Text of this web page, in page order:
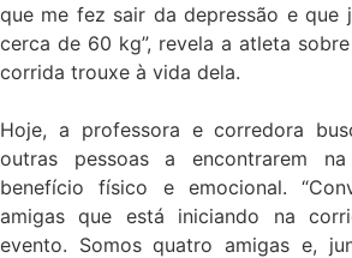
que me fez sair da depressão e que
cerca de 60 kg”, revela a atleta
corrida trouxe à vida dela.
Hoje, a professora e corredora
outras pessoas a encontrarem
benefício físico e emocional.
amigas que está iniciando na
evento. Somos quatro amigas e,